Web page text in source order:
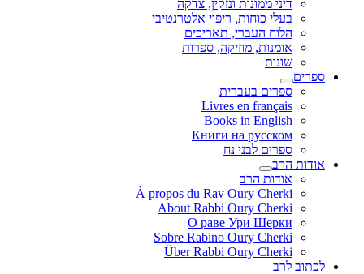
דיני ממונות ונזקין, צדקה
בעלי כוחות, ריפוי אלטרנטיבי
הלוח העברי, תאריכים
אומנות, מוזיקה, ספרות
שונות
ספרים
ספרים בעברית
Livres en français
Books in English
Книги на русском
ספרים לבני נח
אודות הרב
אודות הרב
À propos du Rav Oury Cherki
About Rabbi Oury Cherki
О раве Ури Шерки
Sobre Rabino Oury Cherki
Über Rabbi Oury Cherki
לכתוב לרב